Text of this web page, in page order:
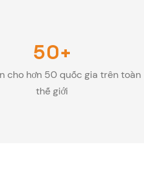
50+
cho hơn 50 quốc gia trên toàn
thế giới